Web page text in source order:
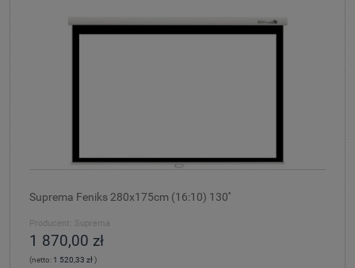
Suprema Feniks 280x175cm (16:10) 130''
Producent: Suprema
1 870,00 zł
(netto: 1 520,33 zł)